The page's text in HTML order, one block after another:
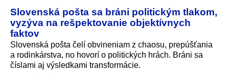
Slovenská pošta sa bráni politickým tlakom,
vyzýva na rešpektovanie objektívnych
faktov
Slovenská pošta čelí obvineniam z chaosu, prepúšťania
a rodinkárstva, no hovorí o politických hrách. Bráni sa
číslami aj výsledkami transformácie.